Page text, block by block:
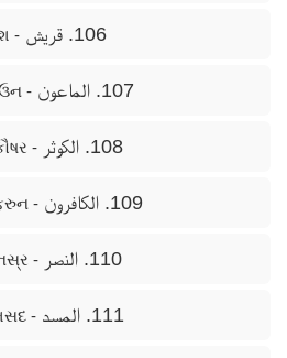
106. قريش - કુરૈશ
107. الماعون - અલ્ માઉન
108. الكوثر - અલ્ કૌષર
109. الكافرون - અલ્ કાફિરુન
110. النصر - અન્ નસ્ર
111. المسد - અલ્ મસદ